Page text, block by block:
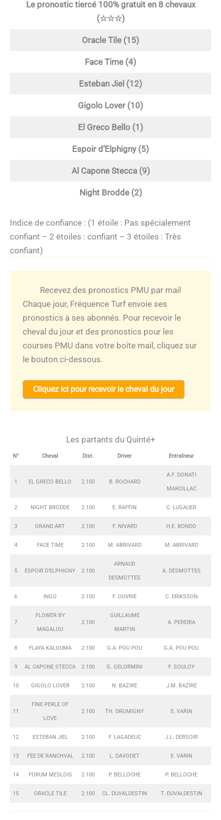
Le pronostic tiercé 100% gratuit en 8 chevaux
(☆☆☆)
Oracle Tile (15)
Face Time (4)
Esteban Jiel (12)
Gigolo Lover (10)
El Greco Bello (1)
Espoir d’Elphigny (5)
Al Capone Stecca (9)
Night Brodde (2)
Indice de confiance : (1 étoile : Pas spécialement
confiant – 2 étoiles : confiant – 3 étoiles : Très
confiant)
Recevez des pronostics PMU par mail
Chaque jour, Fréquence Turf envoie ses
pronostics à ses abonnés. Pour recevoir le
cheval du jour et des pronostics pour les
courses PMU dans votre boîte mail, cliquez sur
le bouton ci-dessous.
Cliquez ici pour recevoir le cheval du jour
Les partants du Quinté+
N° Cheval Dist. Driver Entraîneur
1 EL GRECO BELLO 2.100 B. ROCHARD
A.F. DONATI
MARCILLAC
2 NIGHT BRODDE 2.100 E. RAFFIN C. LUGAUER
3 GRAND ART 2.100 F. NIVARD H.E. BONDO
4 FACE TIME 2.100 M. ABRIVARD M. ABRIVARD
5 ESPOIR D’ELPHIGNY 2.100
ARNAUD
DESMOTTES
A. DESMOTTES
6 INGO 2.100 F. OUVRIE C. ERIKSSON
7
FLOWER BY
MAGALOU
2.100
GUILLAUME
MARTIN
A. PEREIRA
8 FLAYA KALOUMA 2.100 G.A. POU POU G.A. POU POU
9 AL CAPONE STECCA 2.100 G. GELORMINI F. SOULOY
10 GIGOLO LOVER 2.100 N. BAZIRE J.M. BAZIRE
11
FINE PERLE OF
LOVE
2.100 TH. DROMIGNY E. VARIN
12 ESTEBAN JIEL 2.100 F. LAGADEUC J.L. DERSOIR
13 FEE DE RANCHVAL 2.100 L. DAVODET E. VARIN
14 FORUM MESLOIS 2.100 P. BELLOCHE P. BELLOCHE
15 ORACLE TILE 2.100 CL. DUVALDESTIN T. DUVALDESTIN